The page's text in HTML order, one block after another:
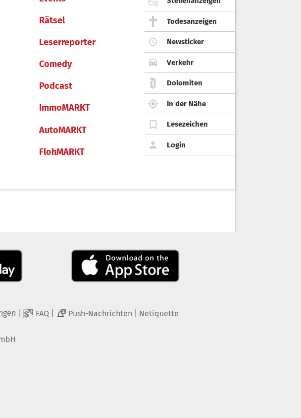
Rätsel
Leserreporter
Comedy
Podcast
ImmoMARKT
AutoMARKT
FlohMARKT
Todesanzeigen
Newsticker
Verkehr
Dolomiten
In der Nähe
Lesezeichen
Login
FAQ 2 Push-Nachrichten Netiquette